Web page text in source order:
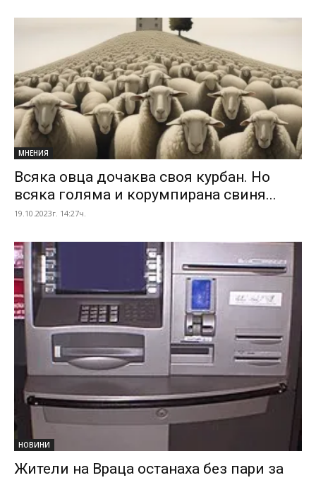
МНЕНИЯ
Всяка овца дочаква своя курбан. Но
всяка голяма и корумпирана свиня...
19.10.2023г. 14:27ч.
НОВИНИ
Жители на Враца останаха без пари за